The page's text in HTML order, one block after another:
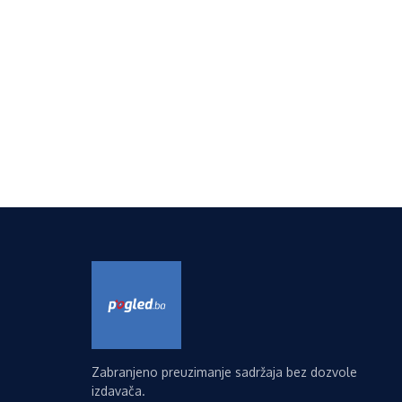
Zabranjeno preuzimanje sadržaja bez dozvole
izdavača.